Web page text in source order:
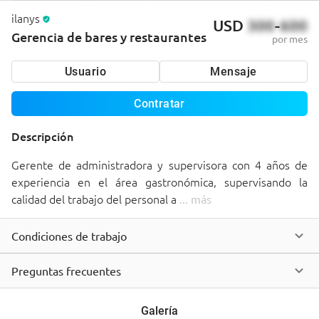
ilanys
Gerencia de bares y restaurantes
USD 300-600
por mes
Usuario Mensaje
Contratar
Descripción
Gerente de administradora y supervisora con 4 años de
experiencia en el área gastronómica, supervisando la
calidad del trabajo del personal a ... más
Condiciones de trabajo
Preguntas frecuentes
Galería